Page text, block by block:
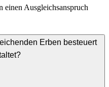
einen Ausgleichsanspruch
Erben besteuert